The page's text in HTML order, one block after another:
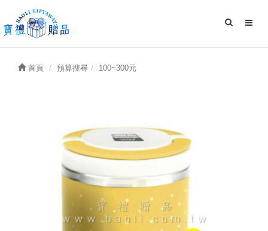
首頁 預算搜尋 100~300元